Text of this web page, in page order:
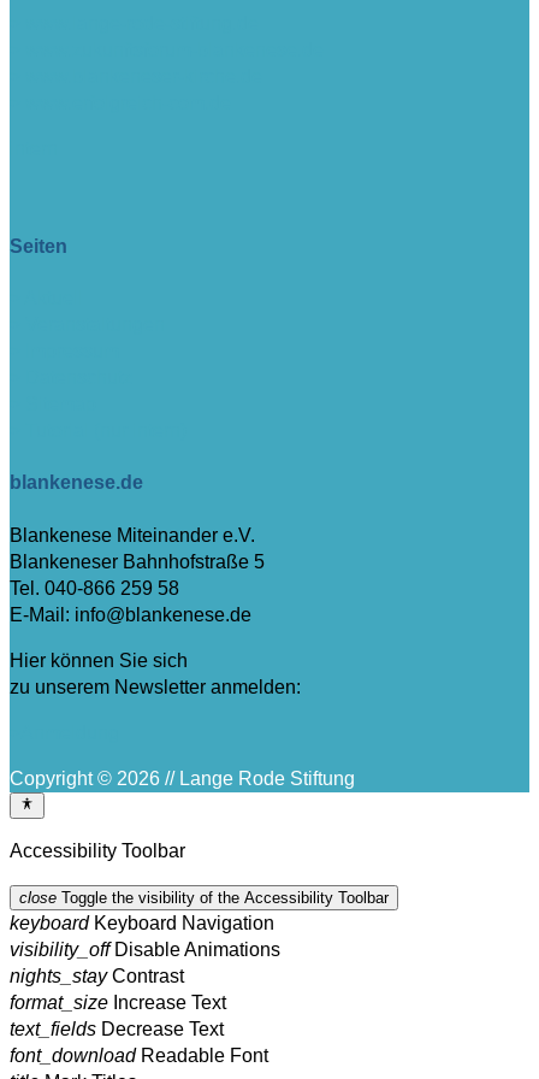
Seiten
blankenese.de
Blankenese Miteinander e.V.
Blankeneser Bahnhofstraße 5
Tel. 040-866 259 58
E-Mail: info@blankenese.de
Hier können Sie sich
zu unserem Newsletter anmelden:
Copyright © 2026 // Lange Rode Stiftung
Accessibility Toolbar
close Toggle the visibility of the Accessibility Toolbar
keyboard Keyboard Navigation
visibility_off Disable Animations
nights_stay Contrast
format_size Increase Text
text_fields Decrease Text
font_download Readable Font